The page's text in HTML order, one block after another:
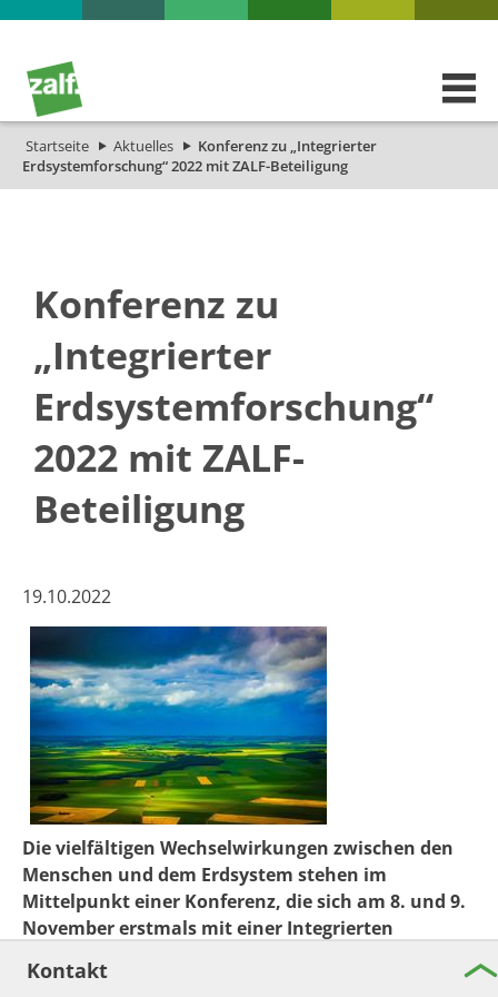
Startseite Aktuelles
Konferenz zu „Integrierter
Erdsystemforschung“ 2022 mit ZALF-Beteiligung
Konferenz zu
„Integrierter
Erdsystemforschung“
2022 mit ZALF-
Beteiligung
19.10.2022
Die vielfältigen Wechselwirkungen zwischen den
Menschen und dem Erdsystem stehen im
Mittelpunkt einer Konferenz, die sich am 8. und 9.
November erstmals mit einer Integrierten
sind anerkannte nationale und internationale
Kontakt